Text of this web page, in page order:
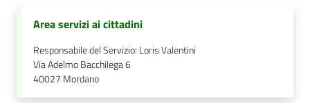
Area servizi ai cittadini
Responsabile del Servizio: Loris Valentini
Via Adelmo Bacchilega 6
40027 Mordano